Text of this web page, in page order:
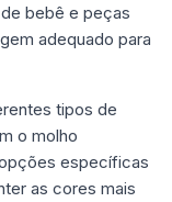
bebê e peças
adequado para
tipos de
o molho
específicas
as cores mais